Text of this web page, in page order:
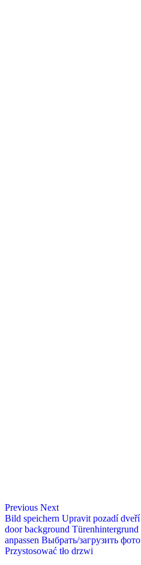
Previous Next
Bild speichern Upravit pozadí dveří
door background Türenhintergrund
anpassen Выбрать/загрузить фото
Przystosować tło drzwi